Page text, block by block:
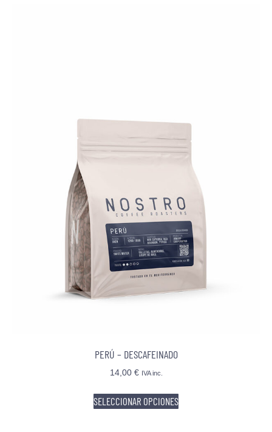
PERÚ – DESCAFEINADO
14,00 € IVA inc.
SELECCIONAR OPCIONES